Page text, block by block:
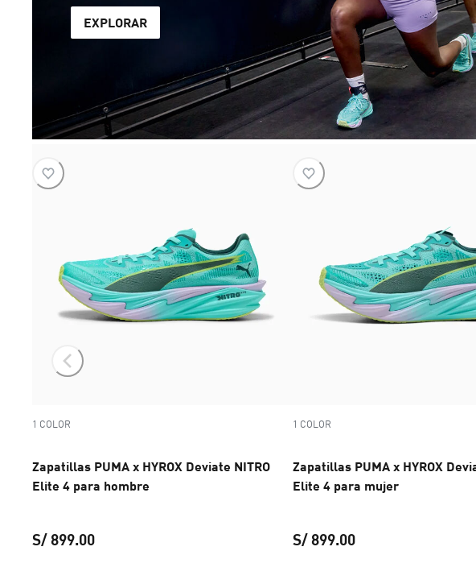
EXPLORAR
1 COLOR
Zapatillas PUMA x HYROX Deviate NITRO
Elite 4 para hombre
S/ 899.00
1 COLOR
Zapatillas PUMA x HYROX
Elite 4 para mujer
S/ 899.00